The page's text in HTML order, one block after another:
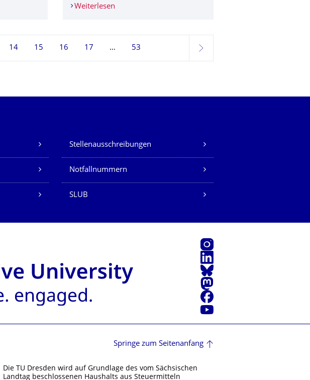
NPU (Projektarbeit)
An HLS implementation of a Local Response Normalization Layer
Weiterlesen
ausgewählt
14 15 16 17 53
weiter
Stellenausschreibungen
Notfallnummern
SLUB
Instagram
LinkedIn
Bluesky
Mastodon
Facebook
Youtube
Springe zum Seitenanfang
Die TU Dresden wird auf Grundlage des vom Sächsischen
Landtag beschlossenen Haushalts aus Steuermitteln